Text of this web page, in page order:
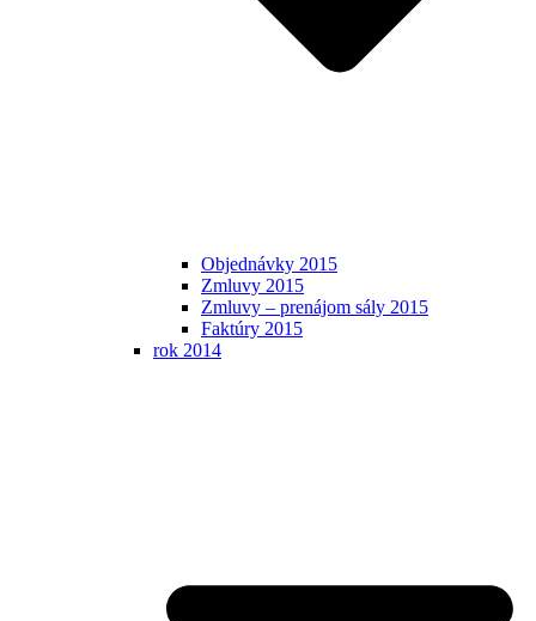
Objednávky 2015
Zmluvy 2015
Zmluvy – prenájom sály 2015
Faktúry 2015
rok 2014